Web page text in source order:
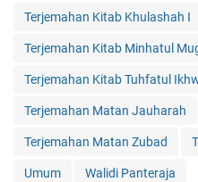
Terjemahan Kitab Khulashah I
Terjemahan Kitab Minhatul
Terjemahan Kitab Tuhfatul
Terjemahan Matan Jauharah
Terjemahan Matan Zubad
Umum Walidi Panteraja